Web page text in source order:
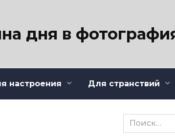
дня в
настроения Для странствий
Search
for: